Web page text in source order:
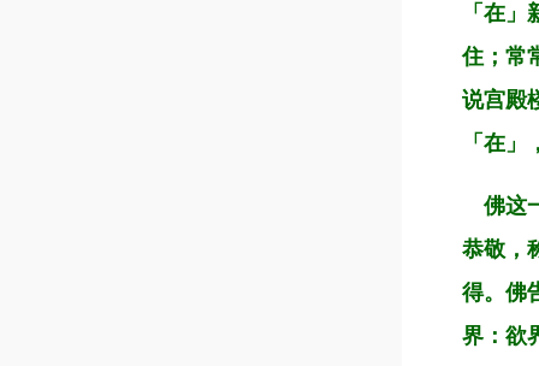
「在
住；常
说宫殿
「在
佛这
恭敬，
得。佛
界：欲